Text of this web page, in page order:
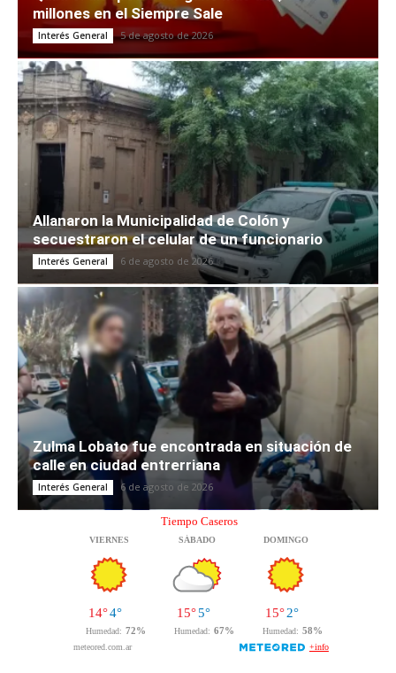
millones en el Siempre Sale
Interés General 5 de agosto de 2026
Allanaron la Municipalidad de Colón y
secuestraron el celular de un funcionario
Interés General 6 de agosto de 2026
Zulma Lobato fue encontrada en situación de
calle en ciudad entrerriana
Interés General 6 de agosto de 2026